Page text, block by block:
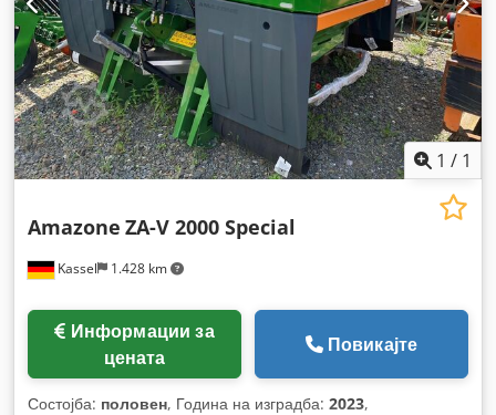
1 / 1
Kassel 1.428 km
Amazone ZA-V 2000 Special
цената
Повикајте
Состојба: половен, Година на изградба: 2023,